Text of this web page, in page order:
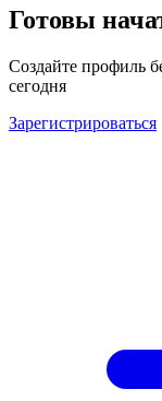
Готовы
Создайте профиль
сегодня
Зарегистрироваться